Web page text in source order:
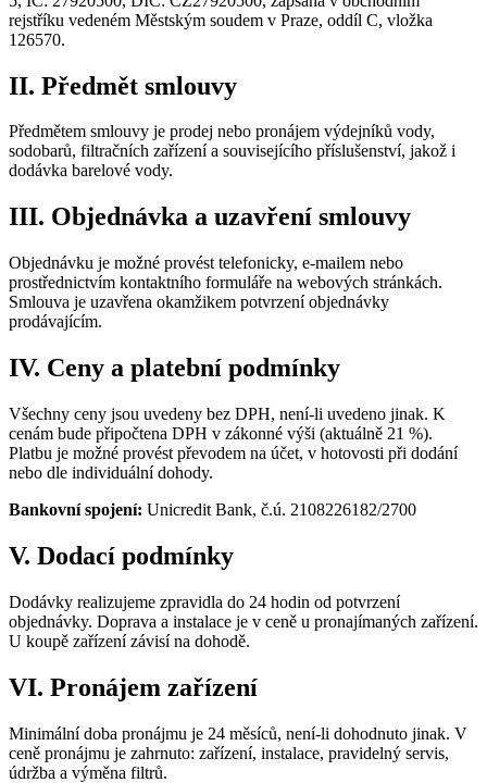
rejstříku vedeném Městským soudem v Praze, oddíl C, vložka
126570.
II. Předmět smlouvy
Předmětem smlouvy je prodej nebo pronájem výdejníků vody,
sodobarů, filtračních zařízení a souvisejícího příslušenství, jakož i
dodávka barelové vody.
III. Objednávka a uzavření smlouvy
Objednávku je možné provést telefonicky, e-mailem nebo
prostřednictvím kontaktního formuláře na webových stránkách.
Smlouva je uzavřena okamžikem potvrzení objednávky
prodávajícím.
IV. Ceny a platební podmínky
Všechny ceny jsou uvedeny bez DPH, není-li uvedeno jinak. K
cenám bude připočtena DPH v zákonné výši (aktuálně 21 %).
Platbu je možné provést převodem na účet, v hotovosti při dodání
nebo dle individuální dohody.
Bankovní spojení: Unicredit Bank, č.ú. 2108226182/2700
V. Dodací podmínky
Dodávky realizujeme zpravidla do 24 hodin od potvrzení
objednávky. Doprava a instalace je v ceně u pronajímaných zařízení.
U koupě zařízení závisí na dohodě.
VI. Pronájem zařízení
Minimální doba pronájmu je 24 měsíců, není-li dohodnuto jinak. V
ceně pronájmu je zahrnuto: zařízení, instalace, pravidelný servis,
údržba a výměna filtrů.